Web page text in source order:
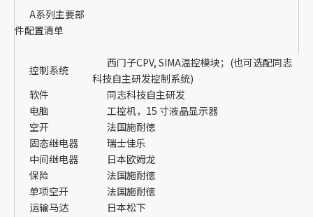
A系列主要部
件配置清单
控制系统
西门子CPV, SIMA温控模块；(也可选配同志
科技自主研发控制系统)
软件
同志科技自主研发
电脑
工控机，15 寸液晶显示器
空开
法国施耐徳
固态继电器
瑞士佳乐
中间继电器
日本欧姆龙
保险
法国施耐徳
单项空开
法国施耐徳
运输马达
日本松下